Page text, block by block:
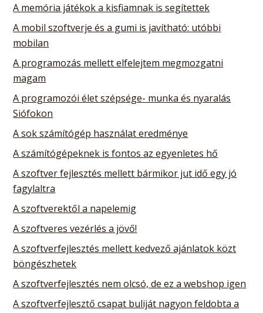
A memória játékok a kisfiamnak is segítettek
A mobil szoftverje és a gumi is javítható: utóbbi
mobilan
A programozás mellett elfelejtem megmozgatni
magam
A programozói élet szépsége- munka és nyaralás
Siófokon
A sok számítógép használat eredménye
A számítógépeknek is fontos az egyenletes hő
A szoftver fejlesztés mellett bármikor jut idő egy jó
fagylaltra
A szoftverektől a napelemig
A szoftveres vezérlés a jövő!
A szoftverfejlesztés mellett kedvező ajánlatok közt
böngészhetek
A szoftverfejlesztés nem olcsó, de ez a webshop igen
A szoftverfejlesztő csapat buliját nagyon feldobta a